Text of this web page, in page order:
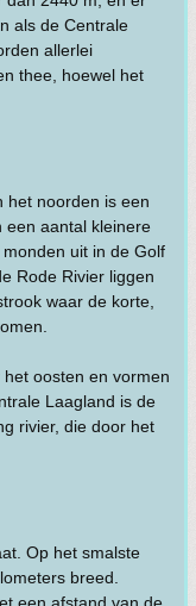
als de Centrale
allerlei
thee, hoewel het
het noorden is een
een aantal kleinere
uit in de Golf
Rode Rivier liggen
waar de korte,
oosten en vormen
Laagland is de
rivier, die door het
Op het smalste
breed.